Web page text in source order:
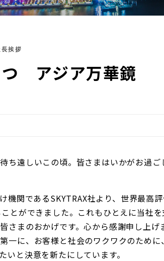
アジア万華鏡
挨拶
ち遠しいこの頃。皆さまはいかがお過ご
機関であるSKYTRAX社より、世界最高
とができました。これもひとえに当社を
さまのおかげです。心から感謝申し上げ
一に、お客様と社会のワクワクのために
いと決意を新たにしています。